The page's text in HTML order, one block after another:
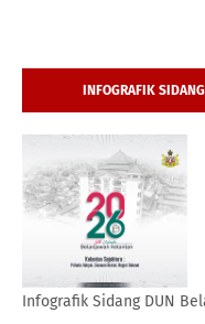
INFOGRAFIK
Infografik Sidang DUN